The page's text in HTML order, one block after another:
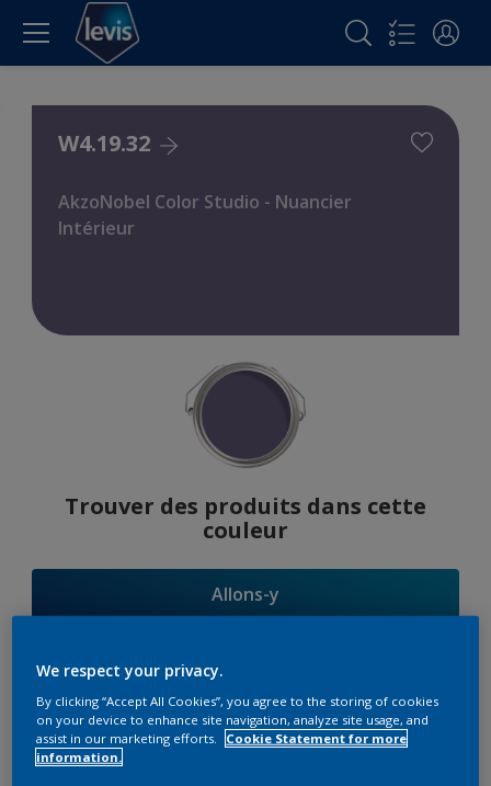
W4.19.32
AkzoNobel Color Studio - Nuancier
Intérieur
Trouver des produits dans cette
couleur
Allons-y
Suggestions
d'Harmonies
We respect your privacy.
By clicking “Accept All Cookies”, you agree to the storing of cookies
on your device to enhance site navigation, analyze site usage, and
assist in our marketing efforts.
Cookie Statement for more
information.